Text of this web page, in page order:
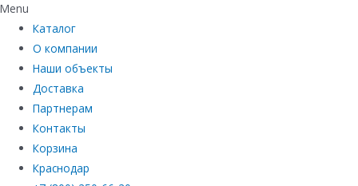
Menu
Каталог
О компании
Наши объекты
Доставка
Партнерам
Контакты
Корзина
Краснодар